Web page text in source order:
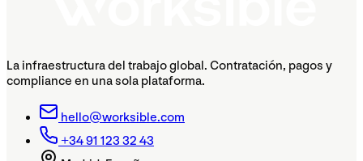
La infraestructura del trabajo global. Contratación, pagos y
compliance en una sola plataforma.
hello@worksible.com
+34 91 123 32 43